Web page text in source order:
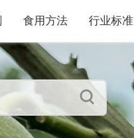
食用方法 行业标准